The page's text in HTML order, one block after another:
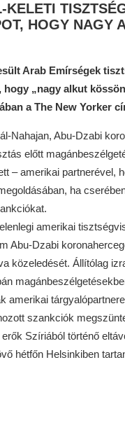
HOGY NAGY
Arab Emírségek
hogy „nagy alkut
a The New Yorker
Nahajan, Abu-Dzabi
előtt
– amerikai partnerével,
ha
amerikai
Abu-Dzabi
közeledését. Állítólag
amerikai
szankciók
Szíriából történő
hétfőn Helsinkiben